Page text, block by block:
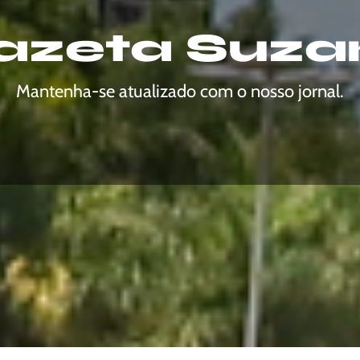
Mantenha-se atualizado com o nosso jornal.